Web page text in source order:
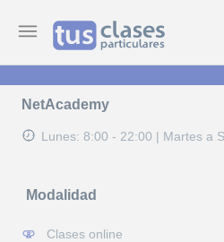
NetAcademy
Lunes: 8:00 - 22:00 | Martes a
Modalidad
Clases online